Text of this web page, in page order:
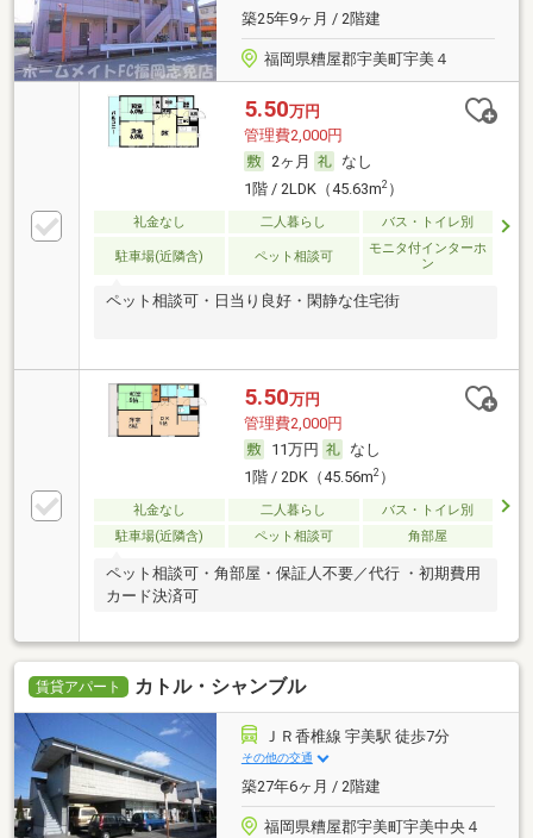
築25年9ヶ月 / 2階建
福岡県糟屋郡宇美町宇美４
5.50万円
管理費2,000円
2ヶ月
なし
1階 / 2LDK（45.63m2）
礼金なし 二人暮らし バス・トイレ別
駐車場(近隣含) ペット相談可
モニタ付インターホ
ン
ペット相談可・日当り良好・閑静な住宅街
5.50万円
管理費2,000円
11万円
なし
1階 / 2DK（45.56m2）
礼金なし 二人暮らし
バス・トイレ別
駐車場(近隣含)
ペット相談可 角部屋
ペット相談可・角部屋・保証人不要／代行 ・初期費用
カード決済可
賃貸アパート カトル・シャンブル
ＪＲ香椎線 宇美駅 徒歩7分
その他の交通
築27年6ヶ月 / 2階建
福岡県糟屋郡宇美町宇美中央４